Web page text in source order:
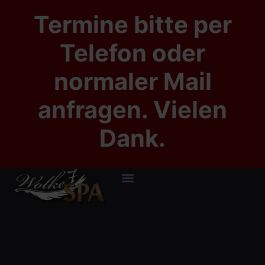
Termine bitte per
Telefon oder
normaler Mail
anfragen. Vielen
Dank.